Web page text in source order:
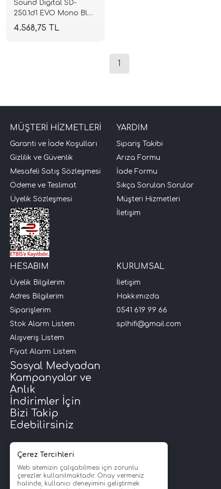
Setleri)
Arac Baslari)
Performans)
Sound Digital SD-
250.1d1 EVO Mono Blok
Full Range Amplifikatör
| 1 Ohm 300W RMS |
4.568,75 TL
1
MÜŞTERİ HİZMETLERİ
Garanti ve İade Koşulları
Gizlilik ve Güvenlik
Mesafeli Satış Sözleşmesi
Ödeme ve Teslimat
Üyelik Sözleşmesi
YARDIM
Sipariş Takibi
Arıza Formu
İade Formu
Sıkça Sorulan Sorular
Müşteri Hizmetleri
İletişim
HESABIM
Üyelik Bilgilerim
Adres Bilgilerim
Siparişlerim
Stok Alarm Listem
Alışveriş Listem
Fiyat Alarm Listem
KURUMSAL
İletişim
Hakkımızda
0541 619 99 66
splhifi@gmail.com
Sosyal Medyadan
Kampanyalar ve
Anlık
İndirimler İçin
Bizi Takip
Edebilirsiniz
Çerez Tercihleri
Web sitemizin çalışabilmesi için zorunlu
çerezler kullanılmaktadır. Onay vermeniz
halinde, kullanıcı deneyimini geliştirmek